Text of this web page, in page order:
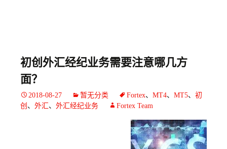
初创外汇经纪业务需要注意哪几方
面？
2018-08-27 暂无分类 Fortex、 MT4、 MT5、 初
创 、 外汇 、 外汇经纪业务 Fortex Team